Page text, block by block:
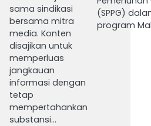
sama sindikasi
bersama mitra
media. Konten
disajikan untuk
memperluas
jangkauan
informasi dengan
tetap
mempertahankan
substansi…
(SPPG)
program